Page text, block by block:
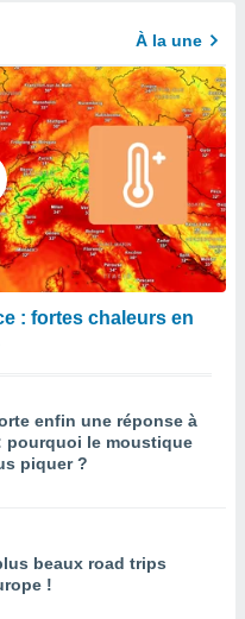
À la une
: fortes chaleurs en
enfin une réponse à
pourquoi le moustique
piquer ?
beaux road trips
!